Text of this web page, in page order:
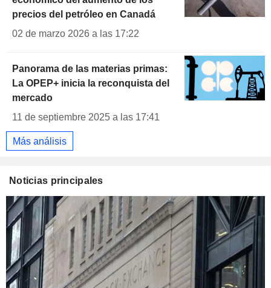
precios del petróleo en Canadá
02 de marzo 2026 a las 17:22
Panorama de las materias primas:
La OPEP+ inicia la reconquista del
mercado
11 de septiembre 2025 a las 17:41
Más análisis
Noticias principales